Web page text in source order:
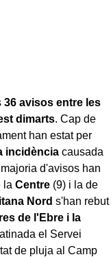
36 avisos entre les
dimarts. Cap de
han estat per
incidència causada
d'avisos han
la Centre (9) i la de
Nord s'han rebut
de l'Ebre i la
el Servei
de pluja al Camp